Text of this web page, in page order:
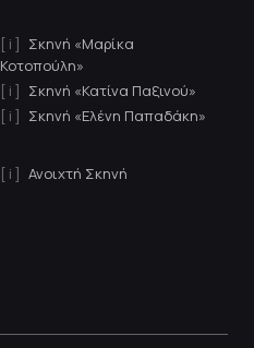
Σκηνή «Μαρίκα
Κοτοπούλη»
Σκηνή «Κατίνα Παξινού»
Σκηνή «Ελένη Παπαδάκη»
Ανοιχτή Σκηνή